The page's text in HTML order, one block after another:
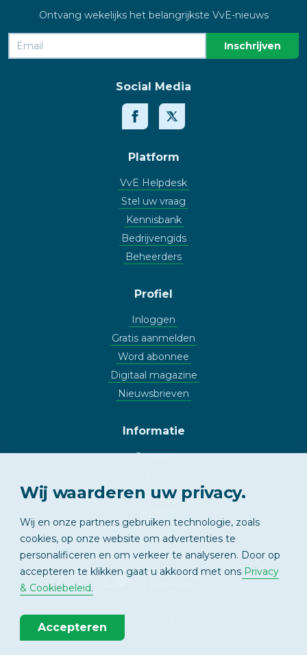
Ontvang wekelijks het belangrijkste VvE-nieuws
Social Media
Platform
VvE Helpdesk
Stel uw vraag
Kennisbank
Bedrijvengids
Beheerders
Profiel
Inloggen
Gratis aanmelden
Word abonnee
Digitaal magazine
Nieuwsbrieven
Informatie
Contact
Copyright
APPARTEMENT
Wij waarderen uw privacy.
Wij en onze partners gebruiken technologie, zoals
cookies, op onze website om advertenties te
personalificeren en om verkeer te analyseren. Door op
accepteren te klikken gaat u akkoord met ons Privacy
& Cookiebeleid.
Accepteren